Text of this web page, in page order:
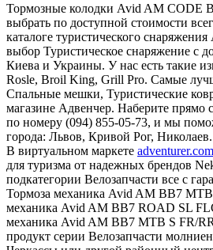
Тормозные колодки Avid AM CODE
выбрать по доступной стоимости
каталоге туристического
выбор Туристическое снаряжение с
Киева и Украины. У нас есть такие
Rosle, Broil King, Grill Pro. Самые
Спальные мешки, Туристические
магазине Адвенчер. Наберите прямо
по номеру (094) 855-05-73, и мы
города: Львов, Кривой Рог, Николаев.
В виртуальном маркете
для туризма от надежных брендов
подкатегории Велозапчасти все с
Тормоза механика Avid AM BB7
механика Avid AM BB7 ROAD SL
механика Avid AM BB7 MTB S FR/
продукт серии Велозапчасти